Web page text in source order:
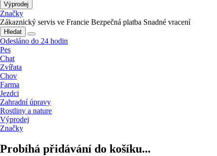
Výprodej
Značky
Zákaznický servis ve Francie Bezpečná platba Snadné vracení
Hledat
Odesláno do 24 hodin
Pes
Chat
Zvířata
Chov
Farma
Jezdci
Zahradní úpravy
Rostliny a nature
Výprodej
Značky
Probíhá přidávání do košíku...